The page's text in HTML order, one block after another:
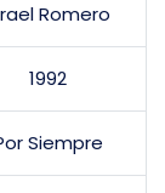
Romero
1992
Siempre